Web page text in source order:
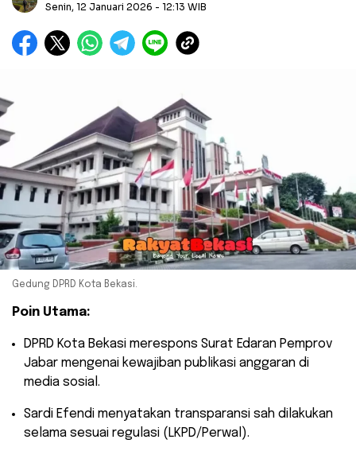
Senin, 12 Januari 2026 - 12:13 WIB
Gedung DPRD Kota Bekasi.
Poin Utama:
​DPRD Kota Bekasi merespons Surat Edaran Pemprov
Jabar mengenai kewajiban publikasi anggaran di
media sosial.
​Sardi Efendi menyatakan transparansi sah dilakukan
selama sesuai regulasi (LKPD/Perwal).